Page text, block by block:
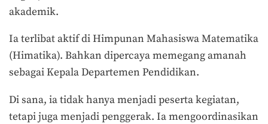
akademik.
Ia terlibat aktif di Himpunan Mahasiswa Matematika
(Himatika). Bahkan dipercaya memegang amanah
sebagai Kepala Departemen Pendidikan.
Di sana, ia tidak hanya menjadi peserta kegiatan,
tetapi juga menjadi penggerak. Ia mengoordinasikan